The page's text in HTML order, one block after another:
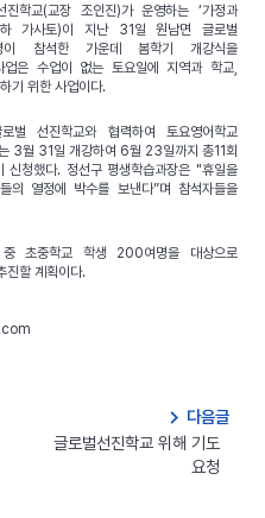
학교(교장 조인진)가 운영하는 ‘가정과
가사토)이 지난 31일 원남면 글로벌
이 참석한 가운데 봄학기 개강식을
은 수업이 없는 토요일에 지역과 학교,
기 위한 사업이다.
벌 선진학교와 협력하여 토요영어학교
3월 31일 개강하여 6월 23일까지 총11회
신청했다. 정선구 평생학습과장은 "휴일을
의 열정에 박수를 보낸다”며 참석자들을
초중학교 학생 200여명을 대상으로
진할 계획이다.
navigate_next 다음글
글로벌선진학교 위해 기도
요청